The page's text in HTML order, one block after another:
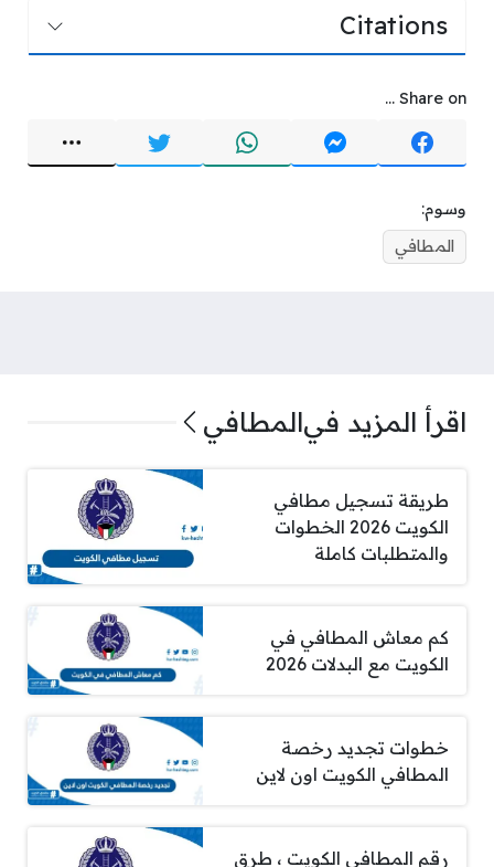
Citations
Share on ...
وسوم:
المطافي
اقرأ المزيد فيالمطافي
طريقة تسجيل مطافي
الكويت 2026 الخطوات
والمتطلبات كاملة
كم معاش المطافي في
الكويت مع البدلات 2026
خطوات تجديد رخصة
المطافي الكويت اون لاين
رقم المطافي الكويت ، طرق